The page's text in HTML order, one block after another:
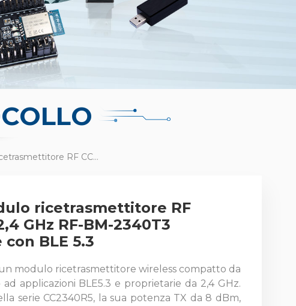
Piccolo Modulo Ricetrasmettitore RF CC2340 Da 2,4 GHz RF-BM-2340T3 Compatibile Con BLE 5.3
ricetrasmettitore RF
GHz RF-BM-2340T3
BLE 5.3
modulo ricetrasmettitore wireless compatto da
applicazioni BLE5.3 e proprietarie da 2,4 GHz.
serie CC2340R5, la sua potenza TX da 8 dBm,